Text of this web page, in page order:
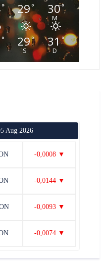
° 29°
L
30°
M
° 29°
S
31°
D
Aug 2026
-0,0008 ▼
-0,0144 ▼
-0,0093 ▼
-0,0074 ▼